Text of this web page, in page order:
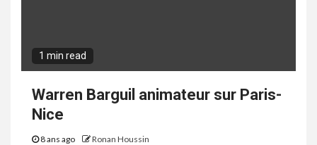
1 min read
Warren Barguil animateur sur Paris-
Nice
8 ans ago Ronan Houssin